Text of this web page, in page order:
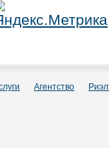
Агентство